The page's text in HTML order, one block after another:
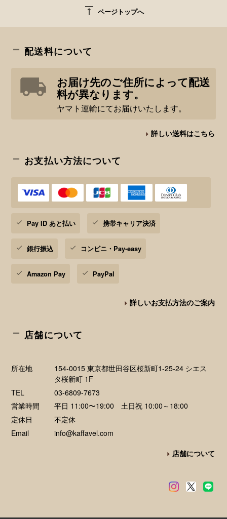
vertical_align_top ページトップへ
配送料について
お届け先のご住所によって配送
料が異なります。
ヤマト運輸にてお届けいたします。
詳しい送料はこちら
お支払い方法について
Pay ID あと払い 携帯キャリア決済
銀行振込 コンビニ・Pay-easy
Amazon Pay PayPal
詳しいお支払方法のご案内
店舗について
所在地
154-0015 東京都世田谷区桜新町1-25-24 シエス
タ桜新町 1F
TEL
03-6809-7673
営業時間
平日 11:00〜19:00 土日祝 10:00～18:00
定休日
不定休
Email
info@kaffavel.com
店舗について